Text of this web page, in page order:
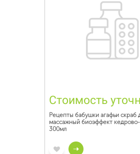
Стоимость
Рецепты бабушки агафьи скраб
массажный биоэффект
300мл